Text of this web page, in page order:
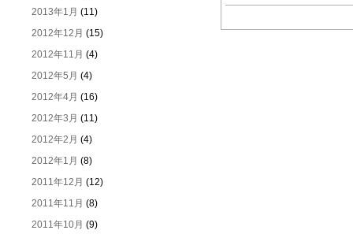
2013年1月 (11)
2012年12月 (15)
2012年11月 (4)
2012年5月 (4)
2012年4月 (16)
2012年3月 (11)
2012年2月 (4)
2012年1月 (8)
2011年12月 (12)
2011年11月 (8)
2011年10月 (9)